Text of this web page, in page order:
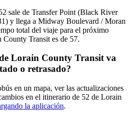
sale de Transfer Point (Black River
y llega a Midway Boulevard / Moran
total del viaje para el próximo
County Transit es de 57.
Lorain County Transit va
o retrasado?
en un mapa, ver las actualizaciones
en el itinerario de 52 de Lorain
la aplicación.